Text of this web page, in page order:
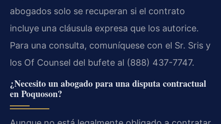
abogados solo se recuperan si el contrato
incluye una cláusula expresa que los autorice.
Para una consulta, comuníquese con el Sr. Sris y
los Of Counsel del bufete al (888) 437-7747.
¿Necesito un abogado para una disputa contractual
en Poquoson?